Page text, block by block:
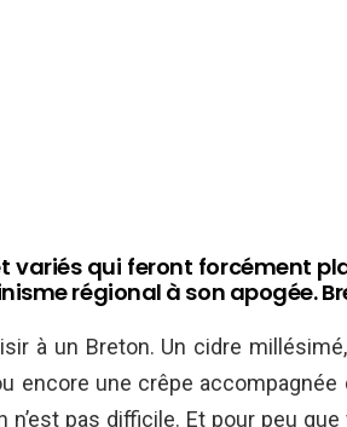
variés qui feront forcément
régional à son apogée.
à un Breton. Un cidre
encore une crêpe accompagnée
n’est pas difficile. Et pour peu